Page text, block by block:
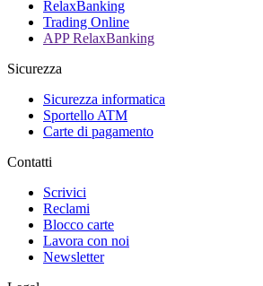
RelaxBanking
Trading Online
APP RelaxBanking
Sicurezza
Sicurezza informatica
Sportello ATM
Carte di pagamento
Contatti
Scrivici
Reclami
Blocco carte
Lavora con noi
Newsletter